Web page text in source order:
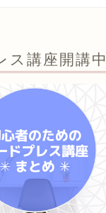
ス講座開講中